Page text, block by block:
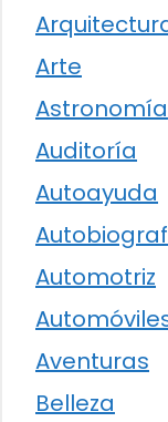
Arte
Astronomía
Auditoría
Autoayuda
Automotriz
Aventuras
Belleza